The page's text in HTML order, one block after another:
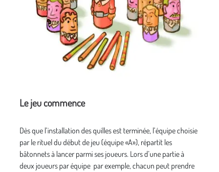
Le jeu commence
Dès que l’installation des quilles est terminée, l’équipe choisie
par le rituel du début de jeu (équipe «A»), répartit les
bâtonnets à lancer parmi ses joueurs. Lors d’une partie à
deux joueurs par équipe par exemple, chacun peut prendre